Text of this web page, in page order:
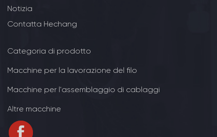
Notizia
Contatta Hechang
Categoria di prodotto
Macchine per la lavorazione del filo
Macchine per l'assemblaggio di cablaggi
Altre macchine